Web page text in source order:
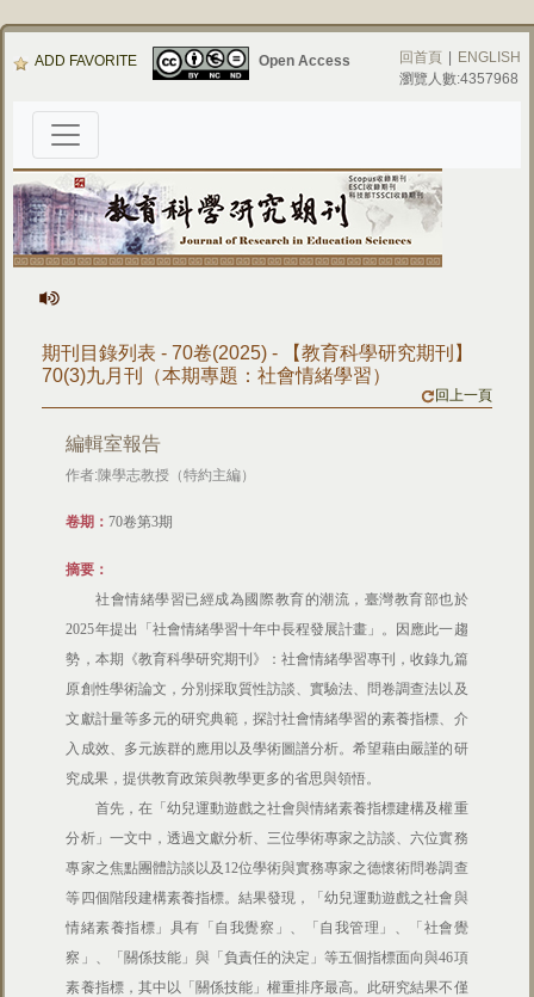
ADD FAVORITE Open Access 回首頁
ENGLISH
瀏覽人數:4357968
期刊目錄列表 - 70卷(2025) - 【教育科學研究期刊】
70(3)九月刊（本期專題：社會情緒學習）
回上一頁
編輯室報告
作者:陳學志教授（特約主編）
卷期：70卷第3期
摘要：
社會情緒學習已經成為國際教育的潮流，臺灣教育部也於
2025年提出「社會情緒學習十年中長程發展計畫」。因應此一趨
勢，本期《教育科學研究期刊》：社會情緒學習專刊，收錄九篇
原創性學術論文，分別採取質性訪談、實驗法、問卷調查法以及
文獻計量等多元的研究典範，探討社會情緒學習的素養指標、介
入成效、多元族群的應用以及學術圖譜分析。希望藉由嚴謹的研
究成果，提供教育政策與教學更多的省思與領悟。
首先，在「幼兒運動遊戲之社會與情緒素養指標建構及權重
分析」一文中，透過文獻分析、三位學術專家之訪談、六位實務
專家之焦點團體訪談以及12位學術與實務專家之德懷術問卷調查
等四個階段建構素養指標。結果發現，「幼兒運動遊戲之社會與
情緒素養指標」具有「自我覺察」、「自我管理」、「社會覺
察」、「關係技能」與「負責任的決定」等五個指標面向與46項
素養指標，其中以「關係技能」權重排序最高。此研究結果不僅